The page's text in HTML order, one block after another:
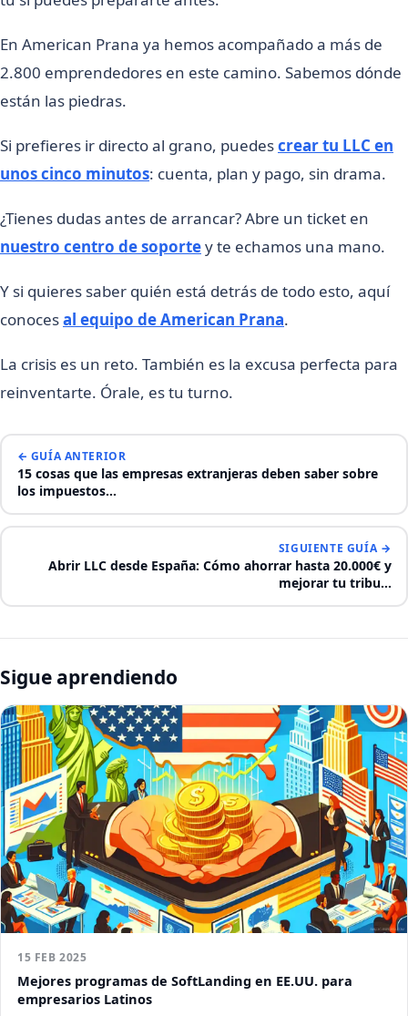
En American Prana ya hemos acompañado a más de
2.800 emprendedores en este camino. Sabemos dónde
están las piedras.
Si prefieres ir directo al grano, puedescrear tu LLC en
unos cinco minutos: cuenta, plan y pago, sin drama.
¿Tienes dudas antes de arrancar? Abre un ticket en
nuestro centro de soportey te echamos una mano.
Y si quieres saber quién está detrás de todo esto, aquí
conocesal equipo de American Prana.
La crisis es un reto. También es la excusa perfecta para
reinventarte. Órale, es tu turno.
← GUÍA ANTERIOR
15 cosas que las empresas extranjeras deben saber sobre
los impuestos…
SIGUIENTE GUÍA →
Abrir LLC desde España: Cómo ahorrar hasta 20.000€ y
mejorar tu tribu…
Sigue aprendiendo
15 FEB 2025
Mejores programas de SoftLanding en EE.UU. para
empresarios Latinos